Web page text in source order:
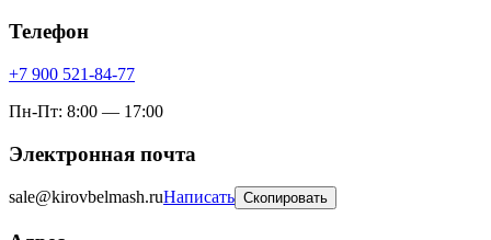
Телефон
+7 900 521-84-77
Пн-Пт: 8:00 — 17:00
Электронная почта
sale@kirovbelmash.ruНаписать Скопировать